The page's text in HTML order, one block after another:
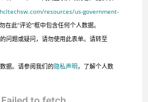
resources/us-government-
此“评论”框中包含任何个人数据。
问题或疑问，请勿使用此表单。请转至
据。请参阅我们的隐私声明，了解个人数